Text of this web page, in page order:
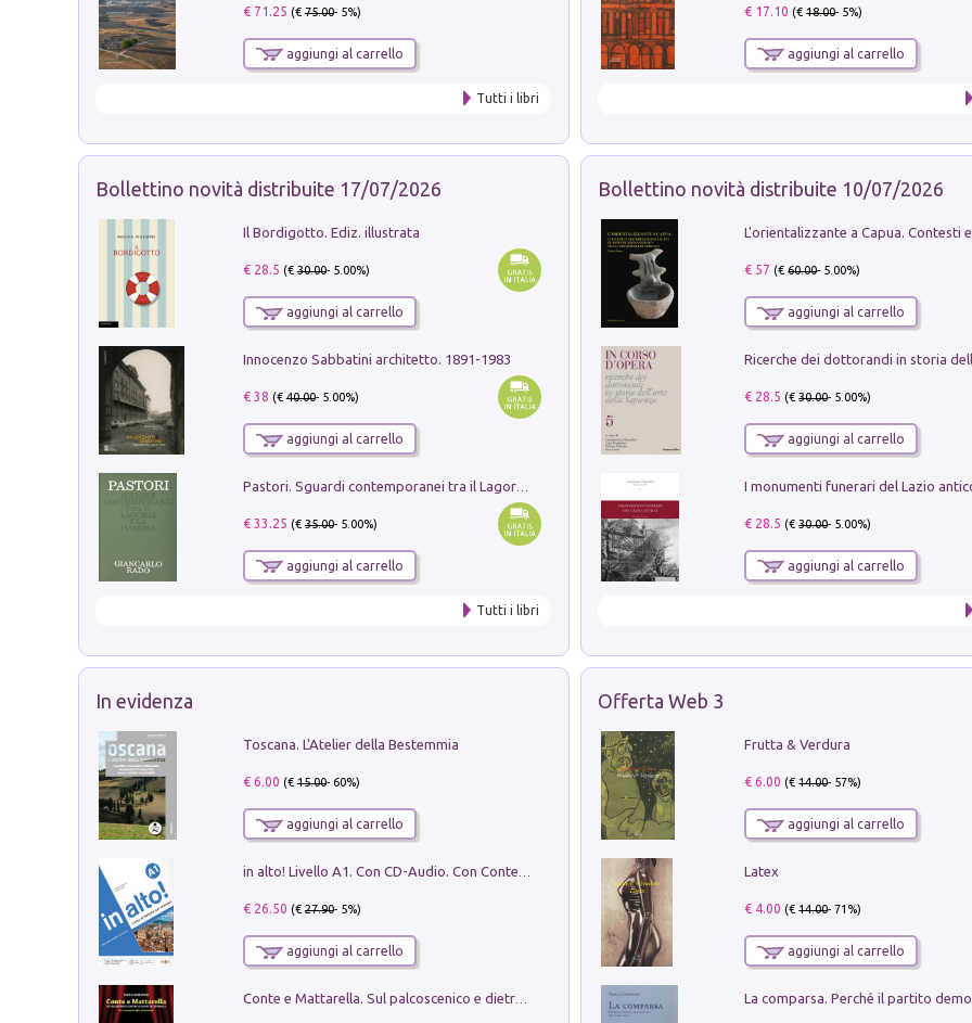
€ 71.25 (€75.00- 5%)
aggiungi al carrello
Tutti i libri
€ 17.10 (€18.00- 5%)
aggiungi al carrello
Bollettino novità distribuite 17/07/2026
Il Bordigotto. Ediz. illustrata
€ 28.5 (€30.00- 5.00%)
aggiungi al carrello
Innocenzo Sabbatini architetto. 1891-1983
€ 38 (€40.00- 5.00%)
aggiungi al carrello
Pastori. Sguardi contemporanei tra il Lagorai e la pianura. Ediz. illustrata
€ 33.25 (€35.00- 5.00%)
aggiungi al carrello
Tutti i libri
Bollettino novità distribuite 10/07/2026
€ 57 (€60.00- 5.00%)
aggiungi al carrello
€ 28.5 (€30.00- 5.00%)
aggiungi al carrello
€ 28.5 (€30.00- 5.00%)
aggiungi al carrello
In evidenza
Toscana. L'Atelier della Bestemmia
€ 6.00 (€15.00- 60%)
aggiungi al carrello
€ 26.50 (€27.90- 5%)
aggiungi al carrello
Conte e Mattarella. Sul palcoscenico e dietro le quinte del Quirinale. Un racconto sulle istituzioni
Offerta Web 3
Frutta & Verdura
€ 6.00 (€14.00- 57%)
aggiungi al carrello
Latex
€ 4.00 (€14.00- 71%)
aggiungi al carrello